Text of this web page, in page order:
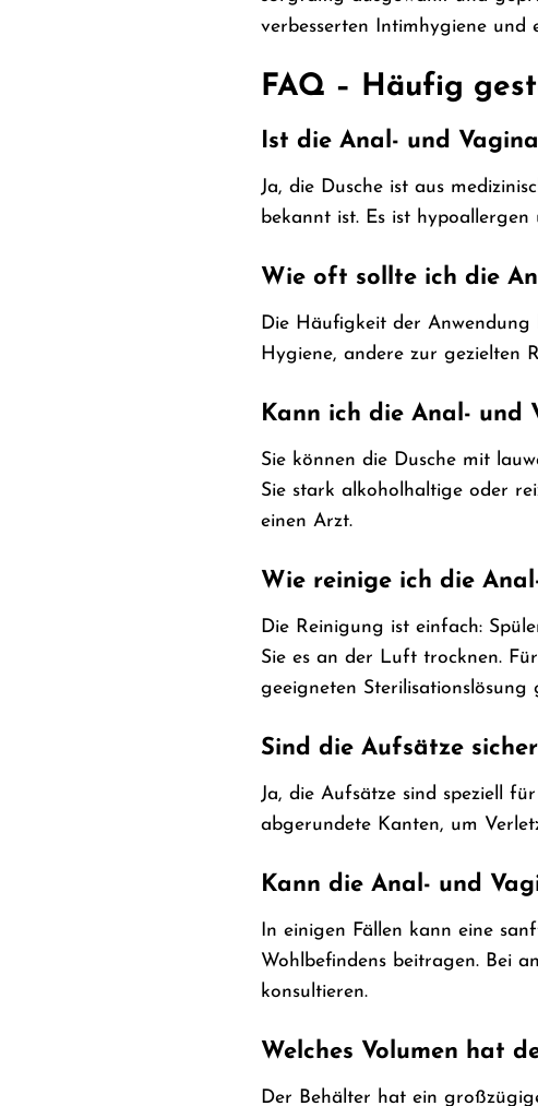
verbesserten Intimhygiene und
FAQ – Häufig
Ist die Anal- und
Ja, die Dusche ist aus
bekannt ist. Es ist
Wie oft sollte ich die
Die Häufigkeit der Anwendung
Hygiene, andere zur gezielten
Kann ich die Anal- und
Sie können die Dusche mit
Sie stark alkoholhaltige oder
einen Arzt.
Wie reinige ich die
Die Reinigung ist einfach:
Sie es an der Luft trocknen.
geeigneten Sterilisationslösung
Sind die Aufsätze
Ja, die Aufsätze sind speziell
abgerundete Kanten, um
Kann die Anal- und
In einigen Fällen kann eine
Wohlbefindens beitragen. Bei
konsultieren.
Welches Volumen hat
Der Behälter hat ein